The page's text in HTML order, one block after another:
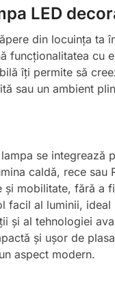
LED
din locuința ta
funcționalitatea cu
îți permite să
sau un ambient
se integrează
caldă, rece sau
și mobilitate, fără a
facil al luminii,
și al tehnologiei
și ușor de
aspect modern.